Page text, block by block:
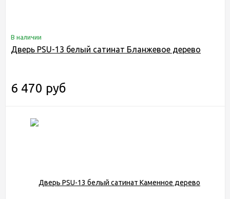
В наличии
Дверь PSU-13 белый сатинат Бланжевое дерево
6 470 руб